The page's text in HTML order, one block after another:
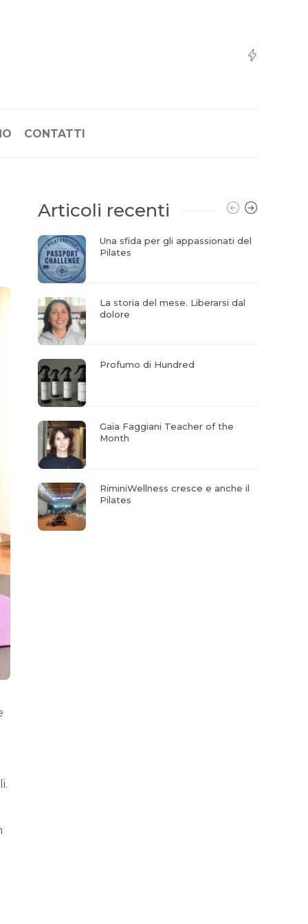
CONTATTI
Articoli recenti
Una sfida per gli appassionati del
Pilates
La storia del mese. Liberarsi dal
dolore
Profumo di Hundred
Gaia Faggiani Teacher of the
Month
RiminiWellness cresce e anche il
Pilates